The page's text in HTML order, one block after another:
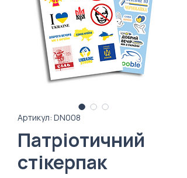
Артикул: DN008
Патріотичний
стікерпак